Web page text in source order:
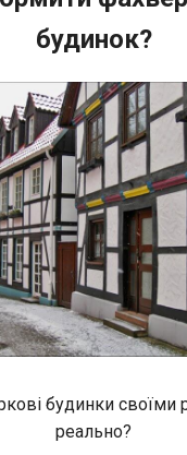
будинок?
будинки своїми
реально?